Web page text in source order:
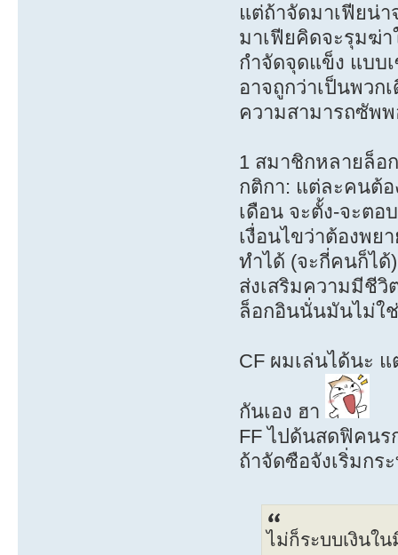
แต่ถ้าจัดมาเฟียน่า
มาเฟียคิดจะรุมฆ่า
กำจัดจุดแข็ง แบบ
อาจถูกว่าเป็นพวก
ความสามารถซัพพ
1 สมาชิกหลายล็อ
กติกา: แต่ละคนต้
เดือน จะตั้ง-จะตอ
เงื่อนไขว่าต้องพย
ทำได้ (จะกี่คนก็ได้
ส่งเสริมความมีชี
ล็อกอินนั่นมันไม่ใ
CF ผมเล่นได้นะ
กันเอง ฮา
FF ไปด้นสดฟิคนร
ถ้าจัดซือจังเริ่มกร
ไม่ก็ระบบเงินใ